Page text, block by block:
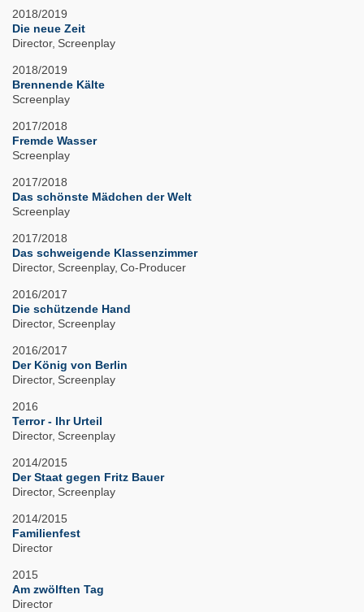
2018/2019
Die neue Zeit
Director Screenplay
2018/2019
Brennende Kälte
Screenplay
2017/2018
Fremde Wasser
Screenplay
2017/2018
Das schönste Mädchen der Welt
Screenplay
2017/2018
Das schweigende Klassenzimmer
Director Screenplay Co-Producer
2016/2017
Die schützende Hand
Director Screenplay
2016/2017
Der König von Berlin
Director Screenplay
2016
Terror - Ihr Urteil
Director Screenplay
2014/2015
Der Staat gegen Fritz Bauer
Director Screenplay
2014/2015
Familienfest
Director
2015
Am zwölften Tag
Director